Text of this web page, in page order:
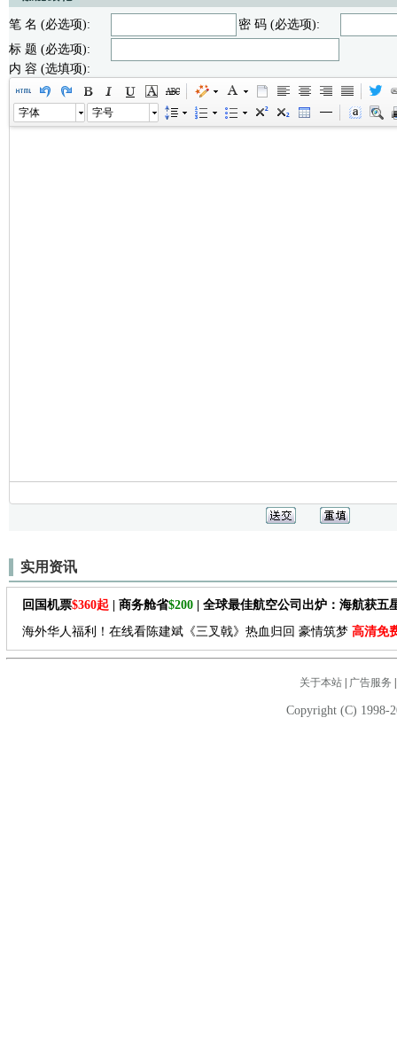
笔 名 (必选项):
密 码 (必选项):
标 题 (必选项):
内 容 (选填项):
字体 字号
实用资讯
回国机票$360起 | 商务舱省$200 | 全球最佳航空公司出炉：海航获五
海外华人福利！在线看陈建斌《三叉戟》热血归回 豪情筑梦 高清免
关于本站| 广告服务
Copyright (C) 1998-